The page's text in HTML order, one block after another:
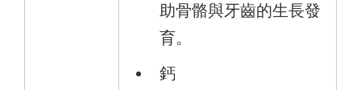
助骨骼與牙齒的生長發
育。
鈣